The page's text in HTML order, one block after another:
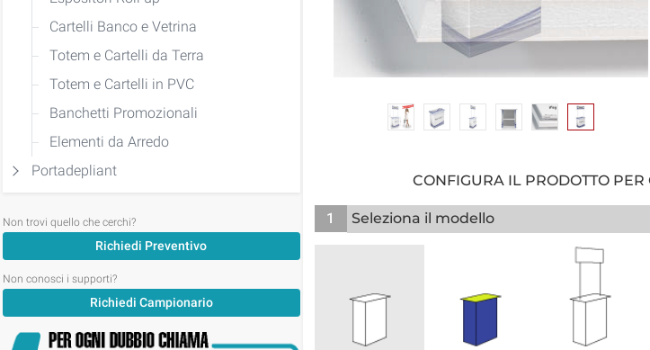
Cartelli Banco e Vetrina
Totem e Cartelli da Terra
Totem e Cartelli in PVC
Banchetti Promozionali
Elementi da Arredo
Portadepliant
Non trovi quello che cerchi?
Richiedi Preventivo
Non conosci i supporti?
Richiedi Campionario
CONFIGURA IL PRODOTTO
1 Seleziona il modello